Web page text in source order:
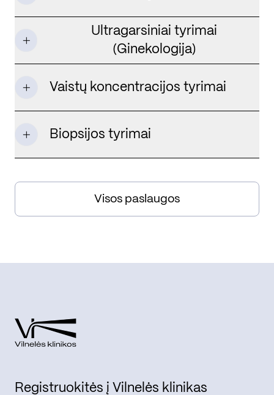
Ultragarsiniai tyrimai
(Ginekologija)
Vaistų koncentracijos tyrimai
Biopsijos tyrimai
Visos paslaugos
Registruokitės į Vilnelės klinikas